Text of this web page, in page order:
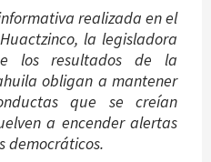
realizada en el
la legisladora
los resultados de la
obligan a mantener
que se creían
a encender alertas
democráticos.